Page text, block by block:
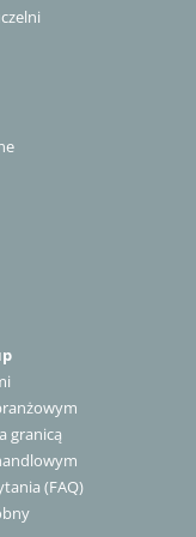
granicą
(FAQ)